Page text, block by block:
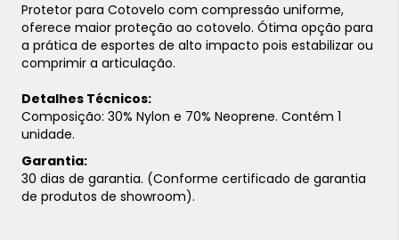
Protetor para Cotovelo com compressão uniforme,
oferece maior proteção ao cotovelo. Ótima opção para
a prática de esportes de alto impacto pois estabilizar ou
comprimir a articulação.
Detalhes Técnicos:
Composição: 30% Nylon e 70% Neoprene. Contém 1
unidade.
Garantia:
30 dias de garantia. (Conforme certificado de garantia
de produtos de showroom).